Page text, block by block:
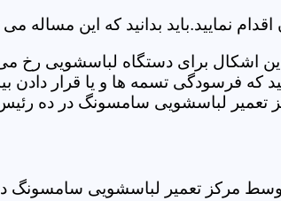
نمایید.باید بدانید که این مساله
اشکال برای دستگاه لباسشویی رخ
فرسودگی تسمه ها و یا قرار دادن
تعمیر لباسشویی سامسونگ در ده
مرکز تعمیر لباسشویی